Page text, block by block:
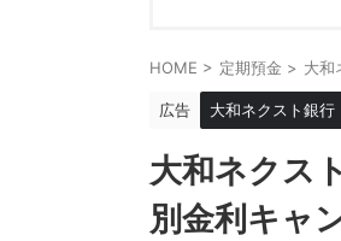
HOME > 定期預金 > 大和
広告 大和ネクスト銀行
大和ネクス
別金利キャ